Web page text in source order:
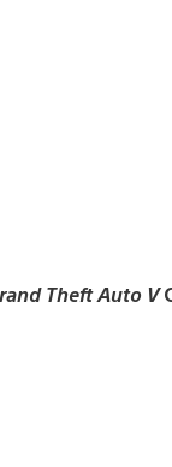
Theft Auto V